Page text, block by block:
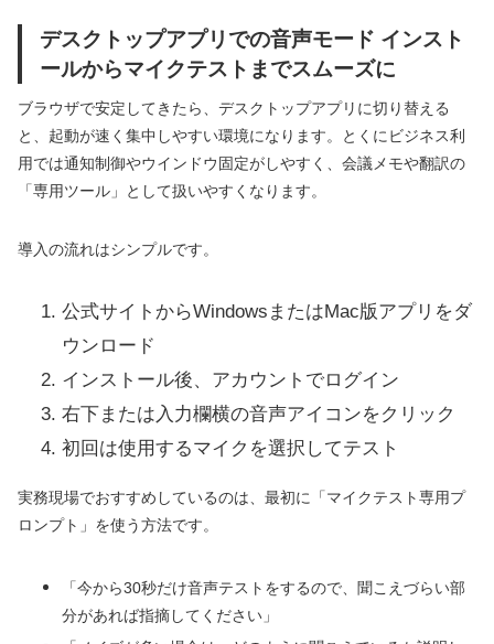
デスクトップアプリでの音声モード インスト
ールからマイクテストまでスムーズに
ブラウザで安定してきたら、デスクトップアプリに切り替える
と、起動が速く集中しやすい環境になります。とくにビジネス利
用では通知制御やウインドウ固定がしやすく、会議メモや翻訳の
「専用ツール」として扱いやすくなります。
導入の流れはシンプルです。
公式サイトからWindowsまたはMac版アプリをダ
ウンロード
インストール後、アカウントでログイン
右下または入力欄横の音声アイコンをクリック
初回は使用するマイクを選択してテスト
実務現場でおすすめしているのは、最初に「マイクテスト専用プ
ロンプト」を使う方法です。
「今から30秒だけ音声テストをするので、聞こえづらい部
分があれば指摘してください」